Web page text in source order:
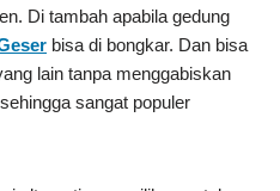
Di tambah apabila gedung
bisa di bongkar. Dan bisa
lain tanpa menggabiskan
sangat populer